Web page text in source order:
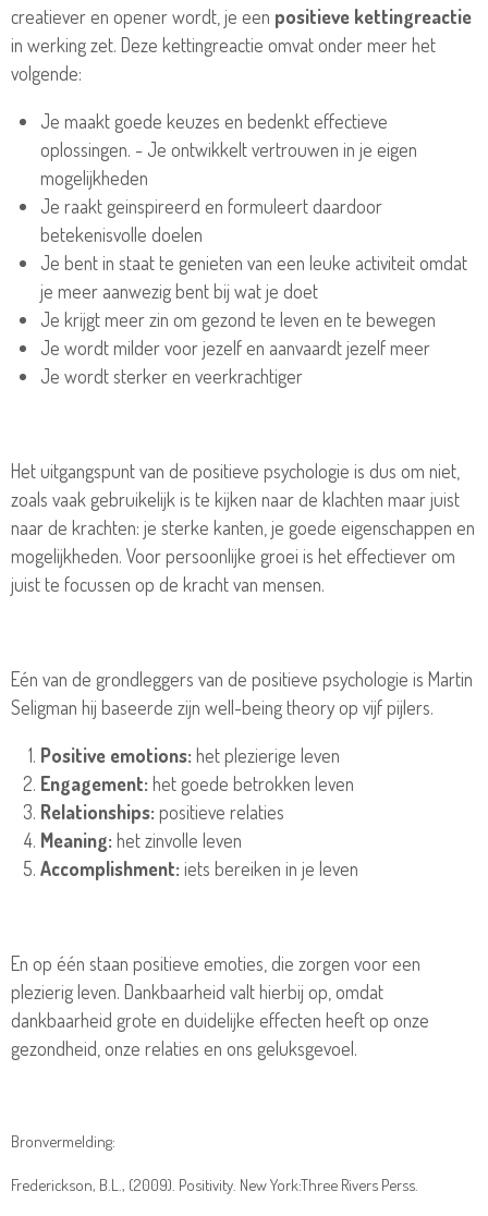
creatiever en opener wordt, je een positieve kettingreactie
in werking zet. Deze kettingreactie omvat onder meer het
volgende:
Je maakt goede keuzes en bedenkt effectieve
oplossingen. - Je ontwikkelt vertrouwen in je eigen
mogelijkheden
Je raakt geinspireerd en formuleert daardoor
betekenisvolle doelen
Je bent in staat te genieten van een leuke activiteit omdat
je meer aanwezig bent bij wat je doet
Je krijgt meer zin om gezond te leven en te bewegen
Je wordt milder voor jezelf en aanvaardt jezelf meer
Je wordt sterker en veerkrachtiger
Het uitgangspunt van de positieve psychologie is dus om niet,
zoals vaak gebruikelijk is te kijken naar de klachten maar juist
naar de krachten: je sterke kanten, je goede eigenschappen en
mogelijkheden. Voor persoonlijke groei is het effectiever om
juist te focussen op de kracht van mensen.
Eén van de grondleggers van de positieve psychologie is Martin
Seligman hij baseerde zijn well-being theory op vijf pijlers.
Positive emotions: het plezierige leven
Engagement: het goede betrokken leven
Relationships: positieve relaties
Meaning: het zinvolle leven
Accomplishment: iets bereiken in je leven
En op één staan positieve emoties, die zorgen voor een
plezierig leven. Dankbaarheid valt hierbij op, omdat
dankbaarheid grote en duidelijke effecten heeft op onze
gezondheid, onze relaties en ons geluksgevoel.
Bronvermelding:
Frederickson, B.L., (2009). Positivity. New York:Three Rivers Perss.